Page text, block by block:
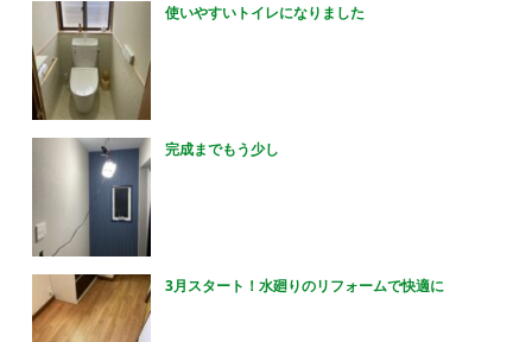
使いやすいトイレになりました
完成までもう少し
3月スタート！水廻りのリフォームで快適に